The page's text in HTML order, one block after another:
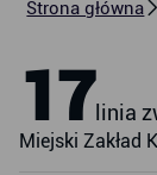
Strona główna
17 linia
Miejski Zakład